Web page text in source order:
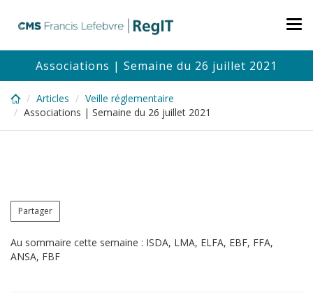
content
Associations | Semaine du 26 juillet 2021
Articles
Veille réglementaire
Associations | Semaine du 26 juillet 2021
Partager
Au sommaire cette semaine : ISDA, LMA, ELFA, EBF, FFA,
ANSA, FBF